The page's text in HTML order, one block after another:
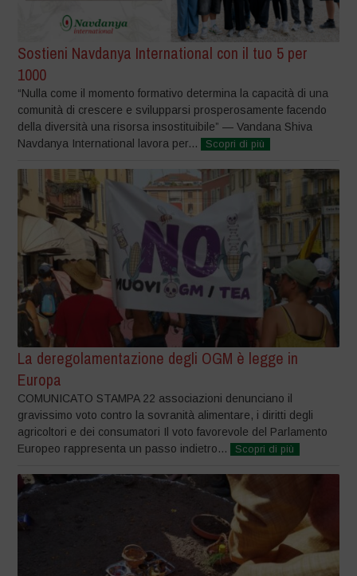
Sostieni Navdanya International con il tuo 5 per
1000
“Nulla come il momento formativo determina la capacità di una
comunità di crescere e svilupparsi prosperosamente facendo
della diversità una risorsa insostituibile” — Vandana Shiva
Navdanya International lavora per...
Scopri di più
La deregolamentazione degli OGM è legge in
Europa
COMUNICATO STAMPA 22 associazioni denunciano il
gravissimo voto contro la sovranità alimentare, i diritti degli
agricoltori e dei consumatori Il voto favorevole del Parlamento
Europeo rappresenta un passo indietro...
Scopri di più